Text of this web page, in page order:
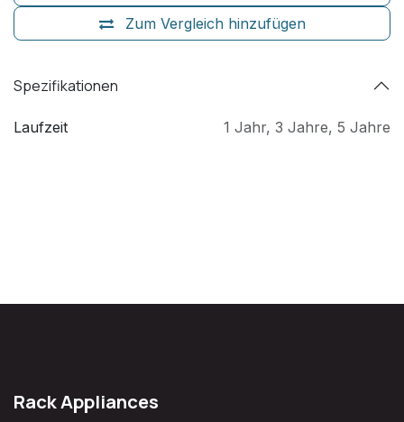
Zum Vergleich hinzufügen
Spezifikationen
Laufzeit 1 Jahr, 3 Jahre, 5 Jahre
Rack Appliances